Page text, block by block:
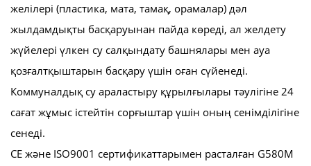
желілері (пластика, мата, тамақ, орамалар) дәл
жылдамдықты басқаруынан пайда көреді, ал желдету
жүйелері үлкен су салқындату башнялары мен ауа
қозғалтқыштарын басқару үшін оған сүйенеді.
Коммуналдық су араластыру құрылғылары тәулігіне 24
сағат жұмыс істейтін сорғыштар үшін оның сенімділігіне
сенеді.
CE және ISO9001 сертификаттарымен расталған G580M